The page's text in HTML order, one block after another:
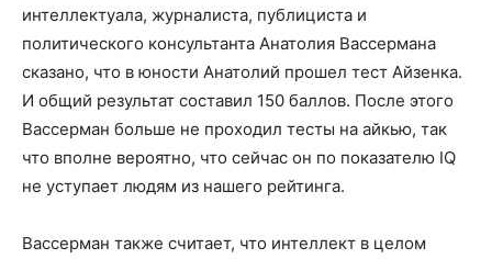
интеллектуала, журналиста, публициста и
политического консультанта Анатолия Вассермана
сказано, что в юности Анатолий прошел тест Айзенка.
И общий результат составил 150 баллов. После этого
Вассерман больше не проходил тесты на айкью, так
что вполне вероятно, что сейчас он по показателю IQ
не уступает людям из нашего рейтинга.
Вассерман также считает, что интеллект в целом